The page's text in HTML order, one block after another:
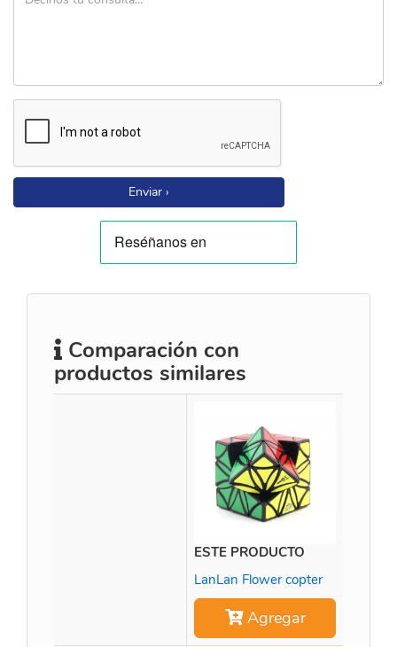
Enviar ›
Comparación con
productos similares
ESTE PRODUCTO
LanLan Flower copter
Agregar